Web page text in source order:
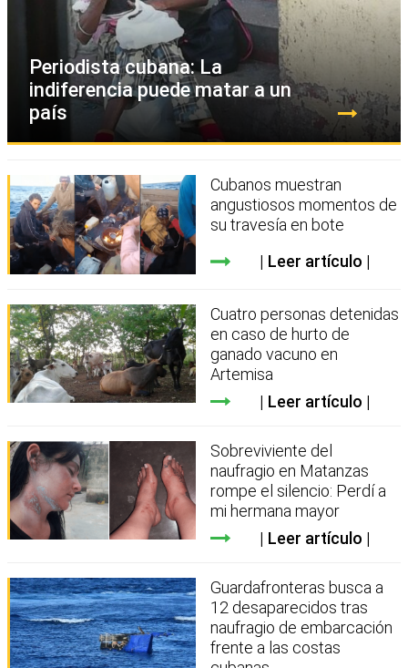
Periodista cubana: La
indiferencia puede matar a un
país
Cubanos muestran
angustiosos momentos de
su travesía en bote
Leer artículo
Cuatro personas detenidas
en caso de hurto de
ganado vacuno en
Artemisa
Leer artículo
Sobreviviente del
naufragio en Matanzas
rompe el silencio: Perdí a
mi hermana mayor
Leer artículo
Guardafronteras busca a
12 desaparecidos tras
naufragio de embarcación
frente a las costas